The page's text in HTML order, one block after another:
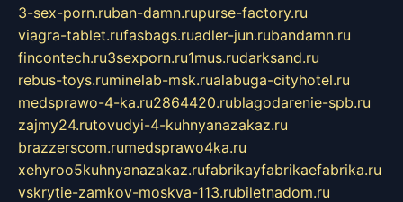
3-sex-porn.ruban-damn.rupurse-factory.ru
viagra-tablet.rufasbags.ruadler-jun.rubandamn.ru
fincontech.ru3sexporn.ru1mus.rudarksand.ru
rebus-toys.ruminelab-msk.rualabuga-cityhotel.ru
medsprawo-4-ka.ru2864420.rublagodarenie-spb.ru
zajmy24.rutovudyi-4-kuhnyanazakaz.ru
brazzerscom.rumedsprawo4ka.ru
xehyroo5kuhnyanazakaz.rufabrikayfabrikaefabrika.ru
vskrytie-zamkov-moskva-113.rubiletnadom.ru